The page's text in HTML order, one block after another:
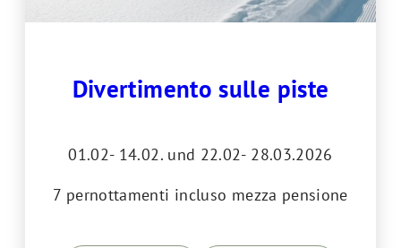
Divertimento sulle piste
01.02- 14.02. und 22.02- 28.03.2026
7 pernottamenti incluso mezza pensione